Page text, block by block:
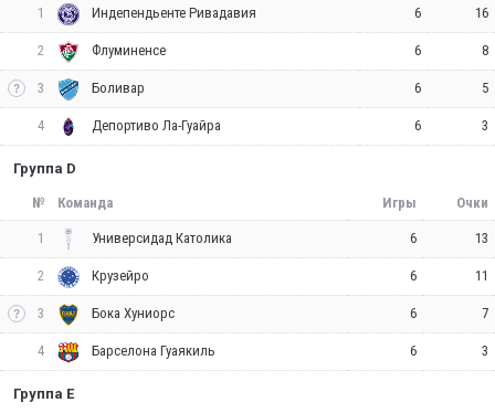
1 Индепендьенте Ривадавия 6 16
2 Флуминенсе 6 8
3 Боливар 6 5
4 Депортиво Ла-Гуайра 6 3
Группа D
№ Команда Игры Очки
1 Универсидад Католика 6 13
2 Крузейро 6 11
3 Бока Хуниорс 6 7
4 Барселона Гуаякиль 6 3
Группа E